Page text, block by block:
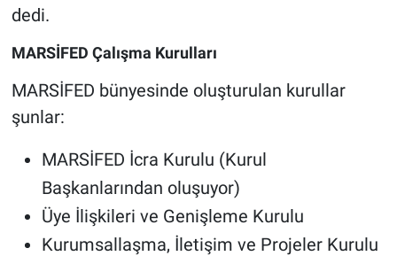
dedi.
MARSİFED Çalışma Kurulları
MARSİFED bünyesinde oluşturulan kurullar
şunlar:
MARSİFED İcra Kurulu (Kurul
Başkanlarından oluşuyor)
Üye İlişkileri ve Genişleme Kurulu
Kurumsallaşma, İletişim ve Projeler Kurulu